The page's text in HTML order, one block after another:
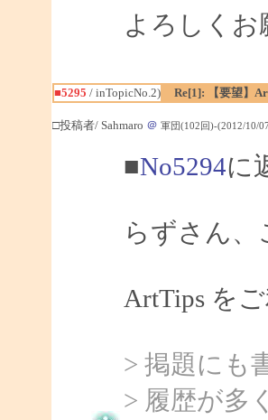
よろしく
■5295 / inTopicNo.2) Re[1]: 【要望】
□投稿者/ Sahmaro ＠ 軍団(102回)-(2012/10/
■No5294に
らずさん、
ArtTips を
> 掲題にも
> 履歴が多